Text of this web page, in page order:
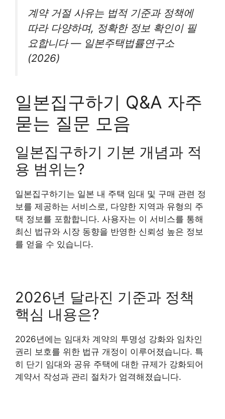
계약 거절 사유는 법적 기준과 정책에
따라 다양하며, 정확한 정보 확인이 필
요합니다 — 일본주택법률연구소
(2026)
일본집구하기 Q&A 자주
묻는 질문 모음
일본집구하기 기본 개념과 적
용 범위는?
일본집구하기는 일본 내 주택 임대 및 구매 관련 정
보를 제공하는 서비스로, 다양한 지역과 유형의 주
택 정보를 포함합니다. 사용자는 이 서비스를 통해
최신 법규와 시장 동향을 반영한 신뢰성 높은 정보
를 얻을 수 있습니다.
2026년 달라진 기준과 정책
핵심 내용은?
2026년에는 임대차 계약의 투명성 강화와 임차인
권리 보호를 위한 법규 개정이 이루어졌습니다. 특
히 단기 임대와 공유 주택에 대한 규제가 강화되어
계약서 작성과 관리 절차가 엄격해졌습니다.